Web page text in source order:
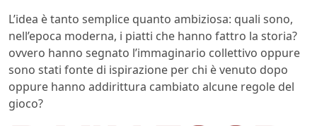
L’idea è tanto semplice quanto ambiziosa: quali sono,
nell’epoca moderna, i piatti che hanno fattro la storia?
ovvero hanno segnato l’immaginario collettivo oppure
sono stati fonte di ispirazione per chi è venuto dopo
oppure hanno addirittura cambiato alcune regole del
gioco?